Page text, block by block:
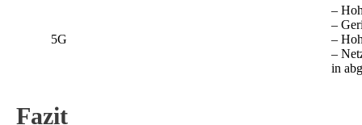
5G
–
–
–
–
in
Fazit